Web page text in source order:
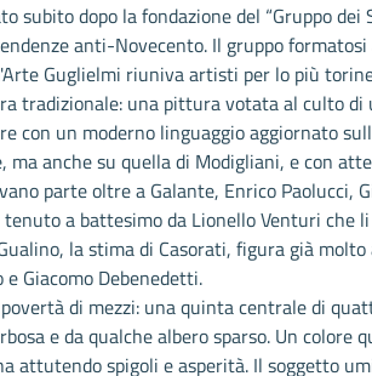
subito dopo la fondazione del “Gruppo dei
anti-Novecento. Il gruppo
Guglielmi riuniva artisti per lo più
tradizionale: una pittura votata al culto di
con un moderno linguaggio aggiornato
ma anche su quella di Modigliani, e con
parte oltre a Galante, Enrico Paolucci,
a battesimo da Lionello Venturi che
la stima di Casorati, figura già
Giacomo Debenedetti.
di mezzi: una quinta centrale di
e da qualche albero sparso. Un colore
attutendo spigoli e asperità. Il soggetto